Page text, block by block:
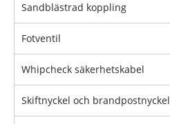
Sandblästrad koppling
Fotventil
Whipcheck säkerhetskabel
Skiftnyckel och brandpostnyckel